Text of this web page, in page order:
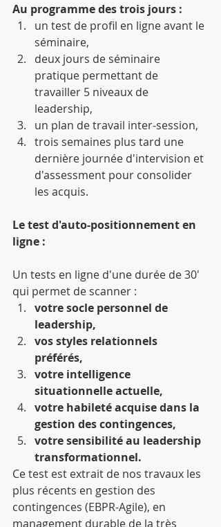
Au programme des trois jours :
un test de profil en ligne avant le
séminaire,
deux jours de séminaire
pratique permettant de
travailler 5 niveaux de
leadership,
un plan de travail inter-session,
trois semaines plus tard une
dernière journée d'intervision et
d'assessment pour consolider
les acquis.
Le test d'auto-positionnement en
ligne :
Un tests en ligne d'une durée de 30'
qui permet de scanner :
votre socle personnel de
leadership,
vos styles relationnels
préférés,
votre intelligence
situationnelle actuelle,
votre habileté acquise dans la
gestion des contingences,
votre sensibilité au leadership
transformationnel.
Ce test est extrait de nos travaux les
plus récents en gestion des
contingences (EBPR-Agile), en
management durable de la très